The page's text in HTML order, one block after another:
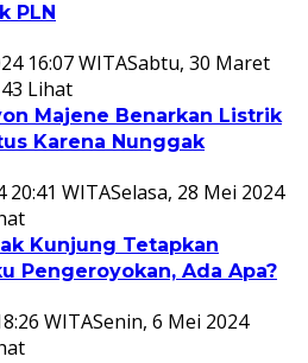
PLN
16:07 WITASabtu, 30 Maret
Lihat
Majene Benarkan Listrik
Karena Nunggak
20:41 WITASelasa, 28 Mei 2024
Kunjung Tetapkan
Pengeroyokan, Ada Apa?
WITASenin, 6 Mei 2024